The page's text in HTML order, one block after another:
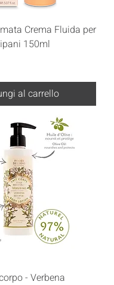
Crema Fluida per
150ml
al carrello
- Verbena